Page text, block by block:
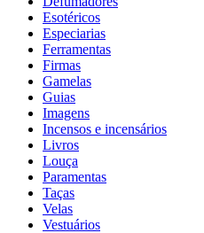
Esotéricos
Especiarias
Ferramentas
Firmas
Gamelas
Guias
Imagens
Incensos e incensários
Livros
Louça
Paramentas
Taças
Velas
Vestuários